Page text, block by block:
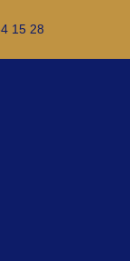
15 28